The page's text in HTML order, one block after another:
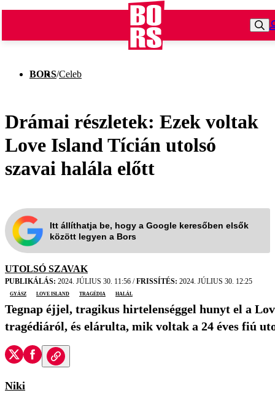
BORS/Celeb
Drámai részletek: Ezek voltak
Love Island Tícián utolsó
szavai halála előtt
Itt állíthatja be, hogy a Google keresőben elsők
között legyen a Bors
UTOLSÓ SZAVAK
PUBLIKÁLÁS: 2024. JÚLIUS 30. 11:56 /FRISSÍTÉS: 2024. JÚLIUS 30. 12:25
gyász
Love Island tragédia halál
Tegnap éjjel, tragikus hirtelenséggel hunyt el a
tragédiáról, és elárulta, mik voltak a 24 éves fiú
Niki